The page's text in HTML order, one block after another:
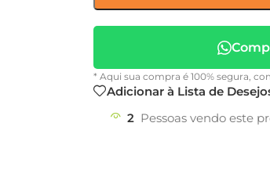
* Aqui sua compra é 100% segura,
Adicionar à Lista de
2 Pessoas vendo este